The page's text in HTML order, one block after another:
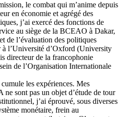
le combat qui m’anime depuis
en économie et agrégé des
j’ai exercé des fonctions de
au siège de la BCEAO à Dakar,
de l’évaluation des politiques
l’Université d’Oxford (University
directeur de la francophonie
de l’Organisation Internationale
les expériences. Mes
sont pas un objet d’étude de tour
j’ai éprouvé, sous diverses
monétaire, frein au